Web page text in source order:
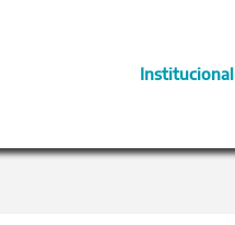
Institucional